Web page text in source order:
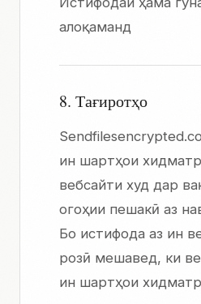
алоқаманд
8. Тағиротҳо
ин шартҳои
вебсайти худ дар
огоҳии пешакӣ аз
Бо истифода аз ин
розӣ мешавед, ки
ин шартҳои